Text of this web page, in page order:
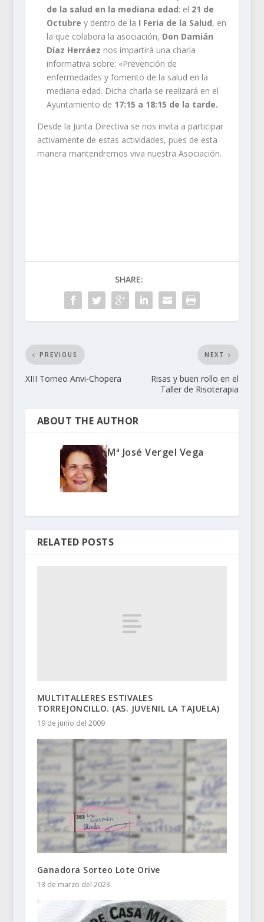
de la salud en la mediana edad: el 21 de
Octubre y dentro de la I Feria de la Salud, en
la que colabora la asociación, Don Damián
Díaz Herráez nos impartirá una charla
informativa sobre: «Prevención de
enfermedades y fomento de la salud en la
mediana edad. Dicha charla se realizará en el
Ayuntamiento de 17:15 a 18:15 de la tarde.
Desde la Junta Directiva se nos invita a participar
activamente de estas actividades, pues de esta
manera mantendremos viva nuestra Asociación.
SHARE:
PREVIOUS
XIII Torneo Anvi-Chopera
NEXT
Risas y buen rollo en el
Taller de Risoterapia
ABOUT THE AUTHOR
Mª José Vergel Vega
RELATED POSTS
MULTITALLERES ESTIVALES
TORREJONCILLO. (AS. JUVENIL LA TAJUELA)
19 de junio del 2009
Ganadora Sorteo Lote Orive
13 de marzo del 2023